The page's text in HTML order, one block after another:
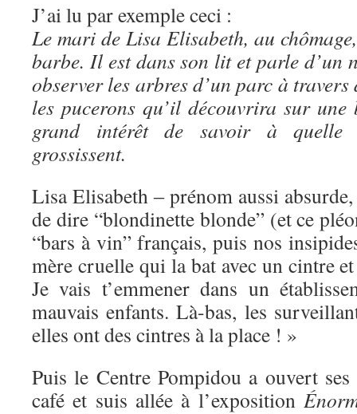
J’ai lu par exemple ceci :
Le mari de Lisa Elisabeth, au
barbe. Il est dans son lit et parle d’un
observer les arbres d’un parc à travers
les pucerons qu’il découvrira sur
grand intérêt de savoir à quelle
grossissent.
Lisa Elisabeth ‒ prénom aussi
de dire “blondinette blonde” (et ce
“bars à vin” français, puis nos
mère cruelle qui la bat avec un cintre
Je vais t’emmener dans un
mauvais enfants. Là-bas, les
elles ont des cintres à la place ! »
Puis le Centre Pompidou a ouvert
café et suis allée à l’exposition